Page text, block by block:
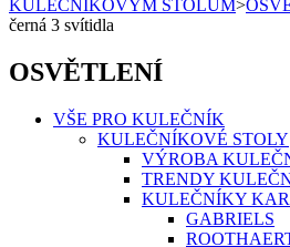
KULEČNÍKOVÝM STOLŮM>
černá 3 svítidla
OSVĚTLENÍ
VŠE PRO KULEČNÍK
KULEČNÍKOVÉ STOLY
VÝROBA
TRENDY
KULEČNÍKY
GABRIELS